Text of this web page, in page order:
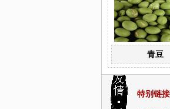
青豆
特别链接